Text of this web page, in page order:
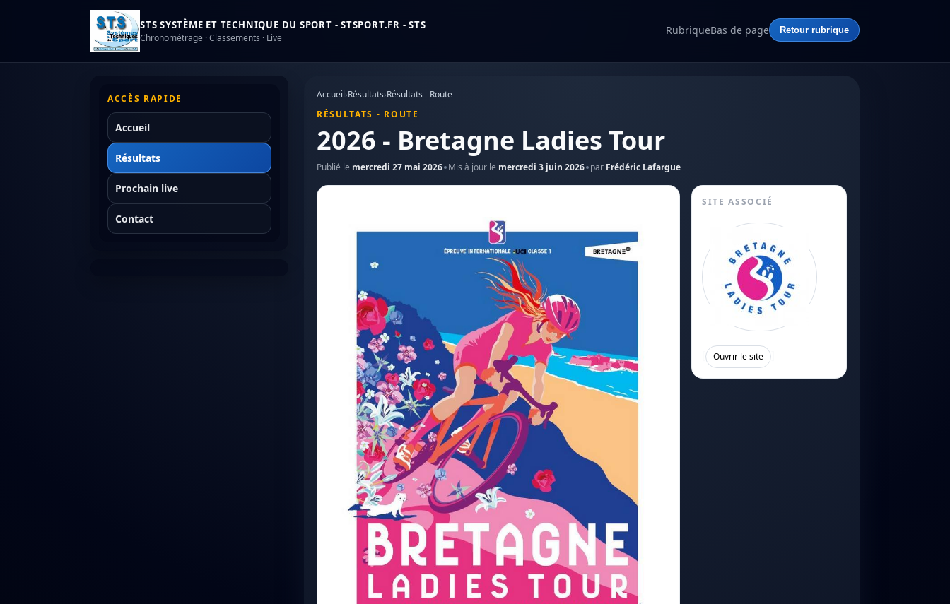
STS SYSTÈME ET TECHNIQUE DU SPORT - STSPORT.FR - STS
Chronométrage · Classements · Live
RubriqueBas de page Retour rubrique
ACCÈS RAPIDE
Accueil
Résultats
Prochain live
Contact
Accueil›Résultats›Résultats - Route
RÉSULTATS - ROUTE
2026 - Bretagne Ladies Tour
Publié le mercredi 27 mai 2026 Mis à jour le mercredi 3 juin 2026 par Frédéric Lafargue
SITE ASSOCIÉ
Ouvrir le site